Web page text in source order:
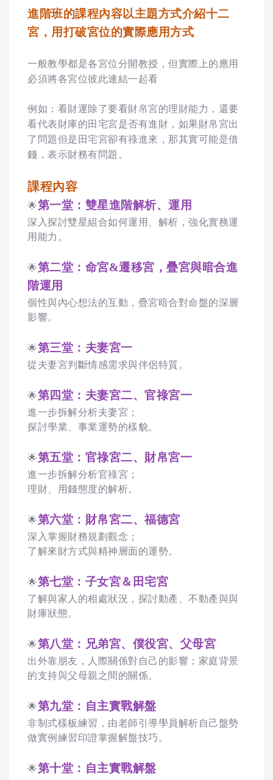
進階班的課程內容以主題方式介紹十二
宮，用打破宮位的實際應用方式
一般教學都是各宮位分開教授，但實際上的應用
必須將各宮位彼此連結一起看
例如：看財運除了要看財帛宮的理財能力，還要
看代表財庫的田宅宮是否有進財，如果財帛宮出
了問題但是田宅宮卻有祿進來，那其實可能是借
錢，表示財務有問題。
課程內容
🌟第一堂： 雙星進階解析、運用
深入探討雙星組合如何運用、解析，強化實務運
用能力。
🌟第二堂：命宮&遷移宮，疊宮與暗合進
階運用
個性與內心想法的互動，疊宮暗合對命盤的深層
影響。
🌟第三堂： 夫妻宮一
從夫妻宮判斷情感需求與伴侶特質。
🌟第四堂： 夫妻宮二、官祿宮一
進一步拆解分析夫妻宮；
探討學業、事業運勢的樣貌。
🌟第五堂：官祿宮二、財帛宮一
進一步拆解分析官祿宮；
理財、用錢態度的解析。
🌟第六堂：財帛宮二、福德宮
深入掌握財務規劃觀念；
了解來財方式與精神層面的運勢。
🌟第七堂：子女宮＆田宅宮
了解與家人的相處狀況，探討動產、不動產與與
財庫狀態。
🌟第八堂：兄弟宮、僕役宮、父母宮
出外靠朋友，人際關係對自己的影響；家庭背景
的支持與父母親之間的關係。
🌟第九堂：自主實戰解盤
非制式樣板練習，由老師引導學員解析自己盤勢
做實例練習印證掌握解盤技巧。
🌟第十堂：自主實戰解盤